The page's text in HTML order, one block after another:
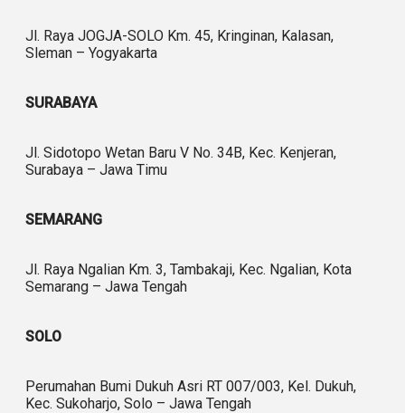
Jl. Raya JOGJA-SOLO Km. 45, Kringinan, Kalasan,
Sleman – Yogyakarta
SURABAYA
Jl. Sidotopo Wetan Baru V No. 34B, Kec. Kenjeran,
Surabaya – Jawa Timu
SEMARANG
Jl. Raya Ngalian Km. 3, Tambakaji, Kec. Ngalian, Kota
Semarang – Jawa Tengah
SOLO
Perumahan Bumi Dukuh Asri RT 007/003, Kel. Dukuh,
Kec. Sukoharjo, Solo – Jawa Tengah